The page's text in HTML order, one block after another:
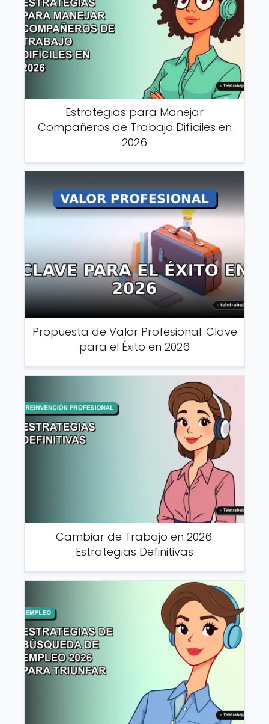
Estrategias para Manejar
Compañeros de Trabajo Difíciles en
2026
Propuesta de Valor Profesional: Clave
para el Éxito en 2026
Cambiar de Trabajo en 2026:
Estrategias Definitivas